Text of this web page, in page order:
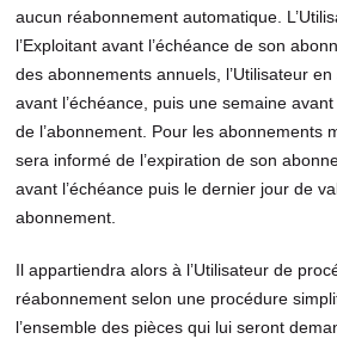
aucun réabonnement automatique.
l’Exploitant avant l’échéance de son
des abonnements annuels, l’Utilisateur
avant l’échéance, puis une semaine
de l’abonnement. Pour les abonnements
sera informé de l’expiration de son
avant l’échéance puis le dernier jour de
abonnement.
Il appartiendra alors à l’Utilisateur de
réabonnement selon une procédure
l’ensemble des pièces qui lui seront